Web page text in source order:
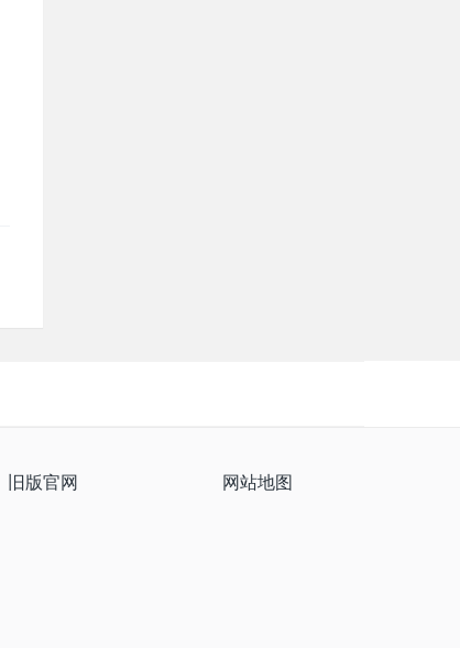
旧版官网 网站地图